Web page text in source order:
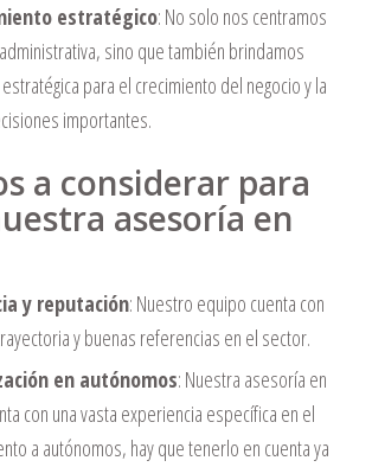
estratégico: No solo nos centramos
sino que también brindamos
para el crecimiento del negocio y la
importantes.
a considerar para
asesoría en
y reputación: Nuestro equipo cuenta con
y buenas referencias en el sector.
en autónomos: Nuestra asesoría en
con una vasta experiencia específica en el
a autónomos, hay que tenerlo en cuenta ya